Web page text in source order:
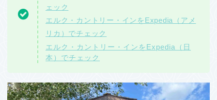
ェック
エルク・カントリー・インをExpedia（アメ
リカ）でチェック
エルク・カントリー・インをExpedia（日
本）でチェック